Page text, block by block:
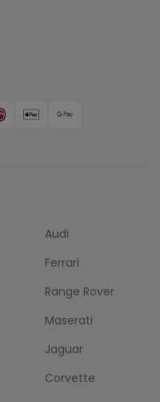
Audi
Ferrari
Range Rover
Maserati
Jaguar
Corvette